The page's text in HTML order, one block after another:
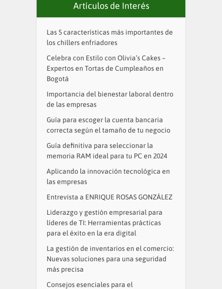
Artículos de Interés
Las 5 características más importantes de
los chillers enfriadores
Celebra con Estilo con Olivia’s Cakes –
Expertos en Tortas de Cumpleaños en
Bogotá
Importancia del bienestar laboral dentro
de las empresas
Guía para escoger la cuenta bancaria
correcta según el tamaño de tu negocio
Guía definitiva para seleccionar la
memoria RAM ideal para tu PC en 2024
Aplicando la innovación tecnológica en
las empresas
Entrevista a ENRIQUE ROSAS GONZÁLEZ
Liderazgo y gestión empresarial para
líderes de TI: Herramientas prácticas
para el éxito en la era digital
La gestión de inventarios en el comercio:
Nuevas soluciones para una seguridad
más precisa
Consejos esenciales para el